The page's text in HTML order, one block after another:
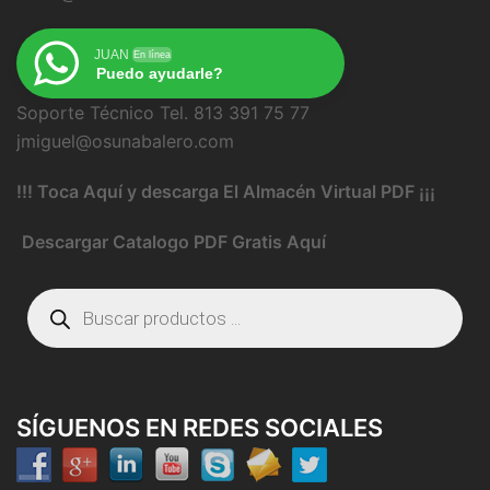
JUAN En línea
Puedo ayudarle?
Soporte Técnico Tel. 813 391 75 77
jmiguel@osunabalero.com
!!! Toca Aquí y descarga El Almacén Virtual PDF ¡¡¡
Descargar Catalogo PDF Gratis Aquí
Búsqueda
de
productos
SÍGUENOS EN REDES SOCIALES